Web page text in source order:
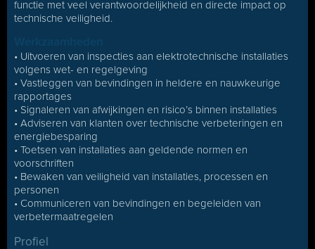
functie met veel verantwoordelijkheid en directe impact op
technische veiligheid.
• Uitvoeren van inspecties aan elektrotechnische installaties
volgens wet- en regelgeving
• Vastleggen van bevindingen in heldere en nauwkeurige
rapportages
• Signaleren van afwijkingen en risico’s binnen installaties
• Adviseren van klanten over technische verbeteringen en
energiebesparing
• Toetsen van installaties aan geldende normen en
voorschriften
• Bewaken van veiligheid van installaties, processen en
personen
• Communiceren van bevindingen en begeleiden van
verbetermaatregelen
Profiel